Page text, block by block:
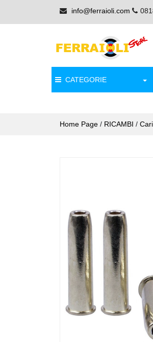
info@ferraioli.com
CATEGORIE
Home Page / RICAMBI /